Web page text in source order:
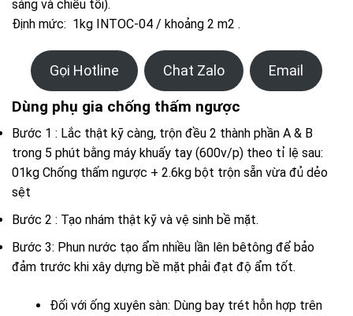
sáng và chiều tối).
Định mức: 1kg INTOC-04 / khoảng 2 m2 .
Gọi Hotline Chat Zalo Email
Dùng phụ gia chống thấm ngược
Bước 1 : Lắc thật kỹ càng, trộn đều 2 thành phần A & B
trong 5 phút bằng máy khuấy tay (600v/p) theo tỉ lệ sau:
01kg Chống thấm ngược + 2.6kg bột trộn sẵn vừa đủ dẻo
sệt
Bước 2 : Tạo nhám thật kỹ và vệ sinh bề mặt.
Bước 3: Phun nước tạo ẩm nhiều lần lên bêtông để bảo
đảm trước khi xây dựng bề mặt phải đạt độ ẩm tốt.
Đối với ống xuyên sàn: Dùng bay trét hỗn hợp trên